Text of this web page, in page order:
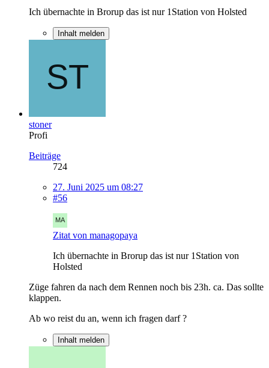
Ich übernachte in Brorup das ist nur 1Station von Holsted
Inhalt melden
stoner
Profi
Beiträge
724
27. Juni 2025 um 08:27
#56
Zitat von managopaya
Ich übernachte in Brorup das ist nur 1Station von
Holsted
Züge fahren da nach dem Rennen noch bis 23h. ca. Das sollte
klappen.
Ab wo reist du an, wenn ich fragen darf ?
Inhalt melden